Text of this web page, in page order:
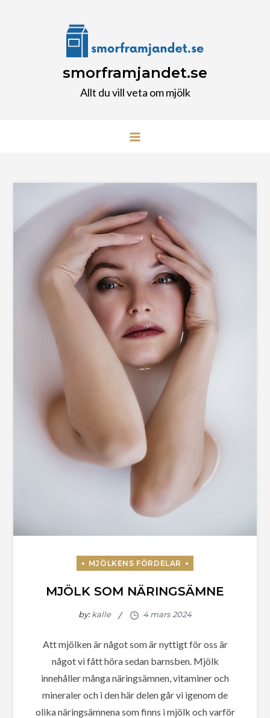
smorframjandet.se
Allt du vill veta om mjölk
MJÖLK SOM NÄRINGSÄMNE
by:kalle
Att mjölken är något som är nyttigt för oss är
något vi fått höra sedan barnsben. Mjölk
innehåller många näringsämnen, vitaminer och
mineraler och i den här delen går vi igenom de
olika näringsämnena som finns i mjölk och varför